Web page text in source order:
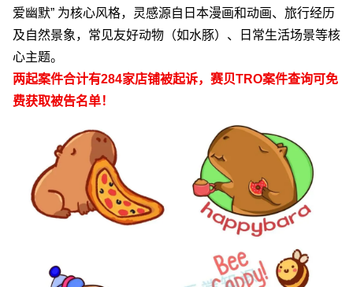
爱幽默” 为核心风格，灵感源自日本漫画和动画、旅行经历
及自然景象，常见友好动物（如水豚）、日常生活场景等核
心主题。
两起案件合计有284家店铺被起诉，赛贝TRO案件查询可免
费获取被告名单！